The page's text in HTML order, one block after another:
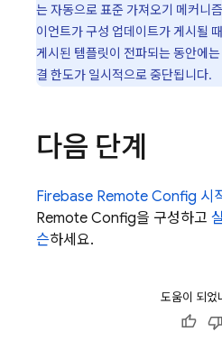
는 자동으로 표준 가져오기 메커니
이언트가 구성 업데이트가 게시될
게시된 템플릿이 전파되는 동안에
결 한도가 일시적으로 중단됩니다.
다음 단계
Firebase Remote Config 시
Remote Config을 구성하고
슨하세요.
도움이 되었